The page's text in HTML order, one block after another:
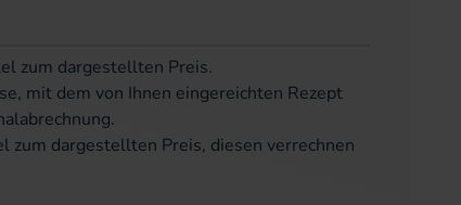
zum dargestellten Preis.
mit dem von Ihnen eingereichten Rezept
dargestellten Preis, diesen verrechnen